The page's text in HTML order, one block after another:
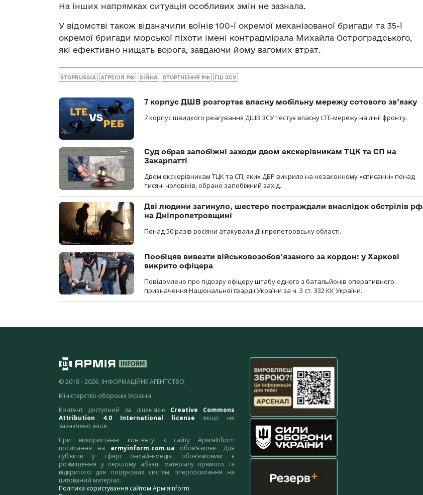
На інших напрямках ситуація особливих змін не зазнала.
У відомстві також відзначили воїнів 100-ї окремої механізованої бригади та 35-ї
окремої бригади морської піхоти імені контрадмірала Михайла Остроградського,
які ефективно нищать ворога, завдаючи йому вагомих втрат.
STOPRUSSIA АГРЕСІЯ РФ ВІЙНА ВТОРГНЕННЯ РФ ГШ ЗСУ
7 корпус ДШВ розгортає власну мобільну мережу сотового зв’язку
7 корпус швидкого реагування ДШВ ЗСУ тестує власну LTE-мережу на лінії фронту.
Суд обрав запобіжні заходи двом екскерівникам ТЦК та СП на
Закарпатті
Двом екскерівникам ТЦК та СП, яких ДБР викрило на незаконному «списанні» понад
тисячі чоловіків, обрано запобіжний захід.
Дві людини загинуло, шестеро постраждали внаслідок обстрілів рф
на Дніпропетровщині
Понад 50 разів росіяни атакували Дніпропетровську області.
Пообіцяв вивезти військовозобов’язаного за кордон: у Харкові
викрито офіцера
Повідомлено про підозру офіцеру штабу одного з батальйонів оперативного
призначення Національної гвардії України за ч. 3 ст. 332 КК України.
© 2018 - 2026, ІНФОРМАЦІЙНЕ АГЕНТСТВО,
Міністерство оборони України
Контент доступний за ліцензією Creative Commons
Attribution 4.0 International license якщо не
зазначено інше.
При використанні контенту з сайту АрміяInform
посилання на armyinform.com.ua обов’язкове. Для
суб’єктів у сфері онлайн-медіа обов’язковим є
розміщення у першому абзаці матеріалу прямого та
відкритого для пошукових систем гіперпосилання на
цитований матеріал.
Політика користування сайтом АрміяInform